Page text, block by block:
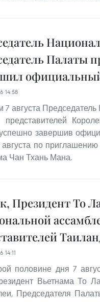
Палаты
14:58
7 августа
представителей
завершив
августа по
Чан Тхань Мана.
Президент То
половине дня 7
Вьетнама То
Председателя